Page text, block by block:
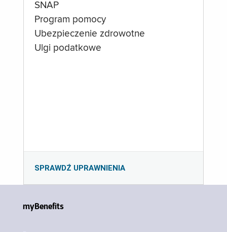
SNAP
Program pomocy
Ubezpieczenie zdrowotne
Ulgi podatkowe
SPRAWDŹ UPRAWNIENIA
myBenefits